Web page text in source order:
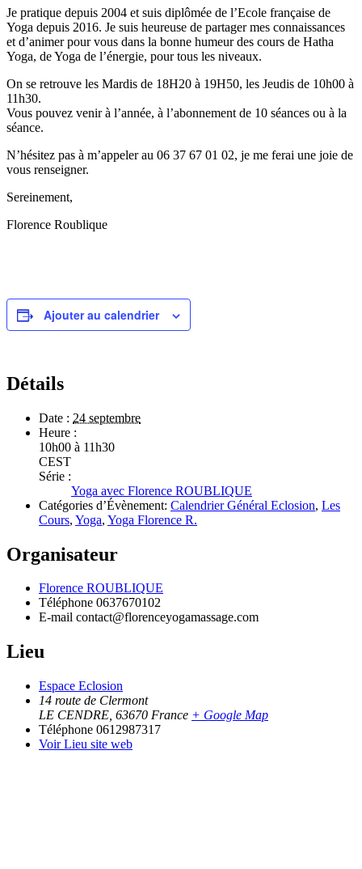
Je pratique depuis 2004 et suis diplômée de l’Ecole française de
Yoga depuis 2016. Je suis heureuse de partager mes connaissances
et d’animer pour vous dans la bonne humeur des cours de Hatha
Yoga, de Yoga de l’énergie, pour tous les niveaux.
On se retrouve les Mardis de 18H20 à 19H50, les Jeudis de 10h00 à
11h30.
Vous pouvez venir à l’année, à l’abonnement de 10 séances ou à la
séance.
N’hésitez pas à m’appeler au 06 37 67 01 02, je me ferai une joie de
vous renseigner.
Sereinement,
Florence Roublique
Ajouter au calendrier
Détails
Date : 24 septembre
Heure :
10h00 à 11h30
CEST
Série :
Yoga avec Florence ROUBLIQUE
Catégories d’Évènement: Calendrier Général Eclosion, Les
Cours, Yoga, Yoga Florence R.
Organisateur
Florence ROUBLIQUE
Téléphone 0637670102
E-mail contact@florenceyogamassage.com
Lieu
Espace Eclosion
14 route de Clermont
LE CENDRE 63670 France + Google Map
Téléphone 0612987317
Voir Lieu site web